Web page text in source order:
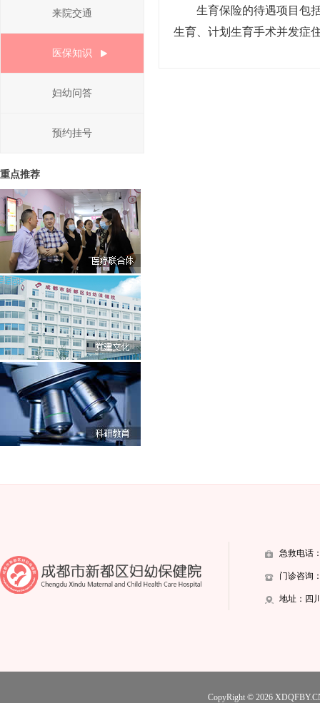
来院交通
医保知识
妇幼问答
预约挂号
重点推荐
生育保险的待遇项目包
生育、计划生育手术并发症
急救电话
门诊咨询
地址：四
CopyRight © 2026